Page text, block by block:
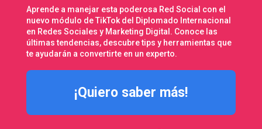
Aprende a manejar esta poderosa Red Social con el
nuevo módulo de TikTok del Diplomado Internacional
en Redes Sociales y Marketing Digital. Conoce las
últimas tendencias, descubre tips y herramientas que
te ayudarán a convertirte en un experto.
¡Quiero saber más!